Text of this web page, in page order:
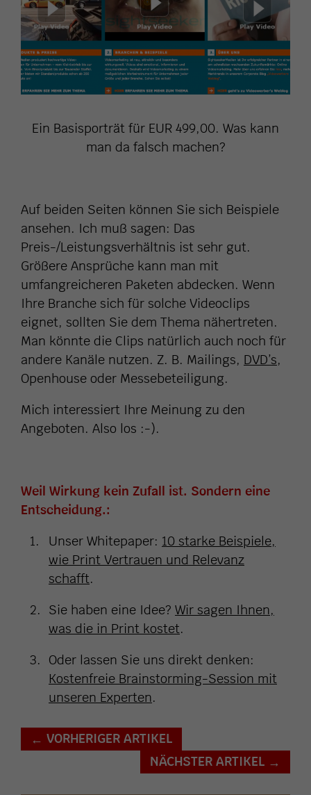
Ein Basisporträt für EUR 499,00. Was kann
man da falsch machen?
Auf beiden Seiten können Sie sich Beispiele
ansehen. Ich muß sagen: Das
Preis-/Leistungsverhältnis ist sehr gut.
Größere Ansprüche kann man mit
umfangreicheren Paketen abdecken. Wenn
Ihre Branche sich für solche Videoclips
eignet, sollten Sie dem Thema nähertreten.
Man könnte die Clips natürlich auch noch für
andere Kanäle nutzen. Z. B. Mailings, DVD’s,
Openhouse oder Messebeteiligung.
Mich interessiert Ihre Meinung zu den
Angeboten. Also los :-).
Weil Wirkung kein Zufall ist. Sondern eine
Entscheidung.:
Unser Whitepaper: 10 starke Beispiele,
wie Print Vertrauen und Relevanz
schafft.
Sie haben eine Idee? Wir sagen Ihnen,
was die in Print kostet.
Oder lassen Sie uns direkt denken:
Kostenfreie Brainstorming-Session mit
unseren Experten.
← VORHERIGER ARTIKEL
NÄCHSTER ARTIKEL →